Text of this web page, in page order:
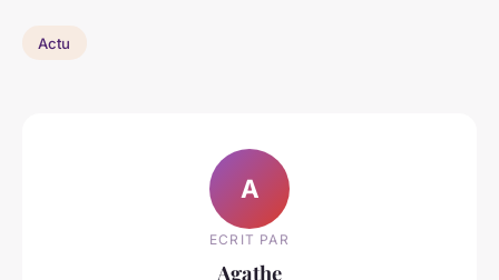
Actu
A
ECRIT PAR
Agathe